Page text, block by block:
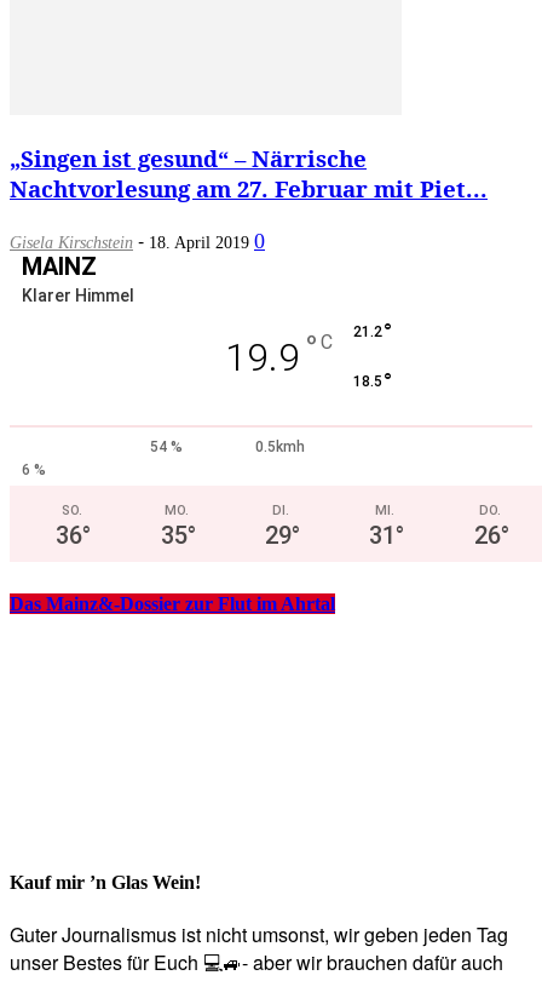
„Singen ist gesund“ – Närrische
Nachtvorlesung am 27. Februar mit Piet...
Gisela Kirschstein - 18. April 2019 0
MAINZ
Klarer Himmel
19.9 ° C 21.2°
18.5 °
54 %
0.5kmh
6 %
SO.
36°
MO.
35°
DI.
29°
MI.
31°
DO.
26°
Das Mainz&-Dossier zur Flut im Ahrtal
Kauf mir ’n Glas Wein!
Guter Journalismus ist nicht umsonst, wir geben jeden Tag
unser Bestes für Euch 💻🚙- aber wir brauchen dafür auch